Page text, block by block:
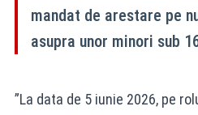
mandat de arestare pe
asupra unor minori sub
”La data de 5 iunie 2026, pe